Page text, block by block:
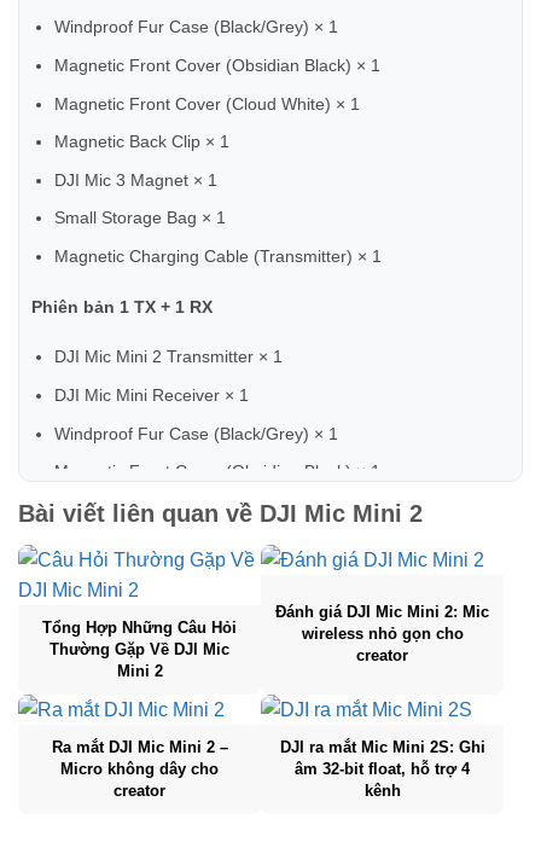
Windproof Fur Case (Black/Grey) × 1
Magnetic Front Cover (Obsidian Black) × 1
Magnetic Front Cover (Cloud White) × 1
Magnetic Back Clip × 1
DJI Mic 3 Magnet × 1
Small Storage Bag × 1
Magnetic Charging Cable (Transmitter) × 1
Phiên bản 1 TX + 1 RX
DJI Mic Mini 2 Transmitter × 1
DJI Mic Mini Receiver × 1
Windproof Fur Case (Black/Grey) × 1
Magnetic Front Cover (Obsidian Black) × 1
Magnetic Front Cover (Cloud White) × 1
Magnetic Back Clip × 1
DJI Mic 3 Magnet × 1
Small Storage Bag × 1
Phone Connector (USB-C) × 1
Camera Cable (3.5mm TRS) × 1
USB-C Charging Cable × 1
Magnetic Charging Cable (Transmitter) × 1
Bài viết liên quan về DJI Mic Mini 2
Tổng Hợp Những Câu Hỏi
Thường Gặp Về DJI Mic
Mini 2
Đánh giá DJI Mic Mini 2: Mic
wireless nhỏ gọn cho
creator
Ra mắt DJI Mic Mini 2 –
Micro không dây cho
creator
DJI ra mắt Mic Mini 2S: Ghi
âm 32-bit float, hỗ trợ 4
kênh